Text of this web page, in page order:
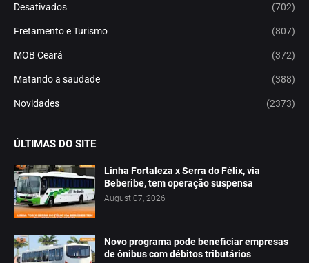
Desativados (702)
Fretamento e Turismo (807)
MOB Ceará (372)
Matando a saudade (388)
Novidades (2373)
ÚLTIMAS DO SITE
Linha Fortaleza x Serra do Félix, via
Beberibe, tem operação suspensa
August 07, 2026
Novo programa pode beneficiar empresas
de ônibus com débitos tributários